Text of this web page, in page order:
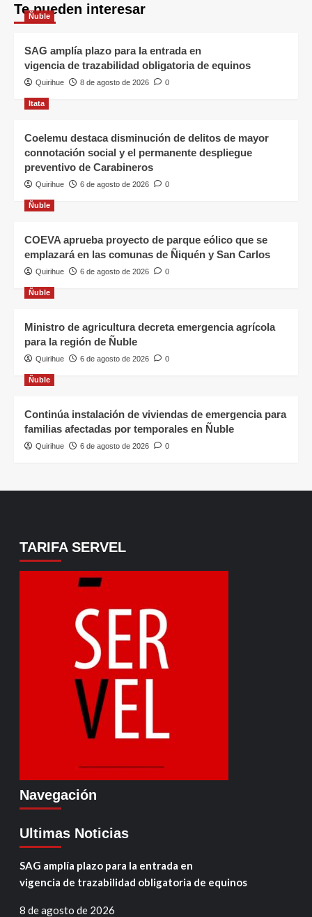
Te pueden interesar
Ñuble
SAG amplía plazo para la entrada en
vigencia de trazabilidad obligatoria de equinos
Quirihue 8 de agosto de 2026 0
Itata
Coelemu destaca disminución de delitos de mayor
connotación social y el permanente despliegue
preventivo de Carabineros
Quirihue 6 de agosto de 2026 0
Ñuble
COEVA aprueba proyecto de parque eólico que se
emplazará en las comunas de Ñiquén y San Carlos
Quirihue 6 de agosto de 2026 0
Ñuble
Ministro de agricultura decreta emergencia agrícola
para la región de Ñuble
Quirihue 6 de agosto de 2026 0
Ñuble
Continúa instalación de viviendas de emergencia para
familias afectadas por temporales en Ñuble
Quirihue 6 de agosto de 2026 0
TARIFA SERVEL
Navegación
Ultimas Noticias
SAG amplía plazo para la entrada en
vigencia de trazabilidad obligatoria de equinos
8 de agosto de 2026